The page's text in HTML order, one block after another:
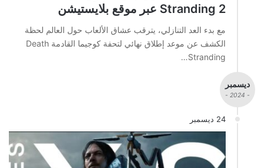
Stranding 2 عبر موقع بلايستيشن
مع بدء العد التنازلي، يترقب عشاق الألعاب حول العالم لحظة
الكشف عن موعد إطلاق نهائي لتحفة كوجيما القادمة Death
Stranding…
ديسمبر
- 2024 -
24 ديسمبر